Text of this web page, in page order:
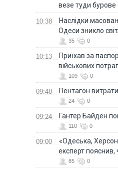
везе туди
10:38
Наслідки
Одеси зникло
35 0
10:13
Приїхав за
військових
109 0
09:48 Пентагон
24 0
09:24 Гантер Байден
110 0
09:00
«Одеська,
експерт пояснив,
85 0